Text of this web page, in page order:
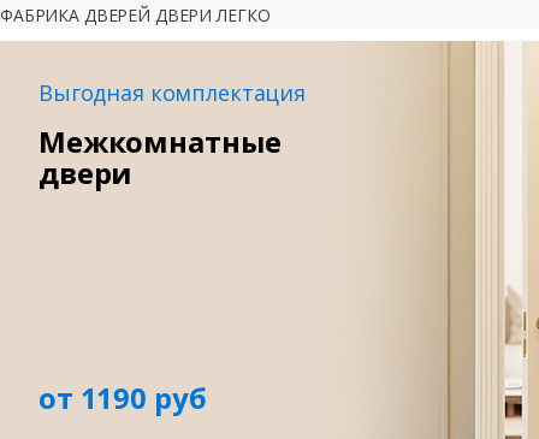
ФАБРИКА ДВЕРЕЙ ДВЕРИ ЛЕГКО
Выгодная комплектация
Межкомнатные
двери
от 1190 руб